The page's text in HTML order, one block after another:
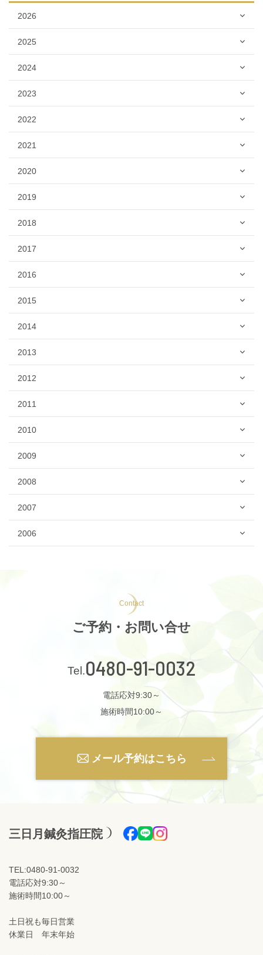
2026
2025
2024
2023
2022
2021
2020
2019
2018
2017
2016
2015
2014
2013
2012
2011
2010
2009
2008
2007
2006
Contact
ご予約・お問い合せ
0480-91-0032
電話応対9:30～
施術時間10:00～
メール予約はこちら
三日月鍼灸指圧院
TEL:0480-91-0032
電話応対9:30～
施術時間10:00～
土日祝も毎日営業
休業日 年末年始